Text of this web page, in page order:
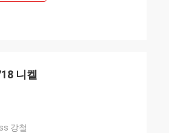
니켈
강철